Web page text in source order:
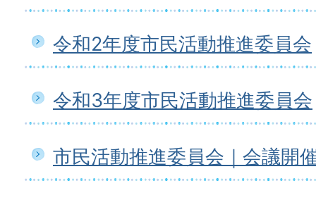
令和2年度市民活動推進委員会
令和3年度市民活動推進委員会
市民活動推進委員会｜会議開